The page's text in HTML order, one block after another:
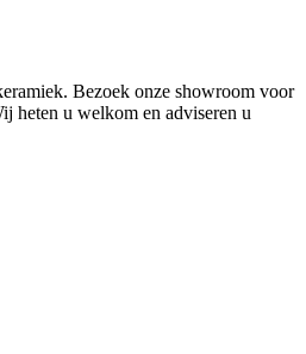
Bezoek onze showroom voor
heten u welkom en adviseren u